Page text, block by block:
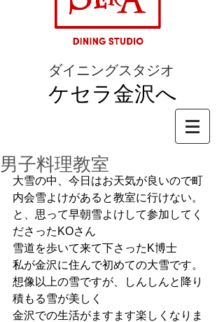
ダイニングスタジオ
ケセラ金沢へ
男子料理教室
大雪の中、今日はお天気が良いので町
内会雪よけがあると教室に行けない。
と、思って早朝雪よけして参加してく
ださったKOさん
雪道を歩いて来て下さったK博士
私が金沢に住んで初めての大雪です。
想像以上の雪ですが、しんしんと降り
積もる雪が美しく
金沢での生活がますます楽しくなりま